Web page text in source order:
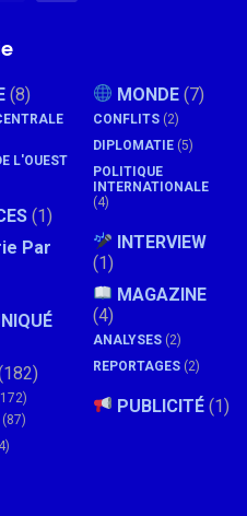
(8)
L'OUEST
(1)
Par
(87)
MONDE (7)
CONFLITS (2)
DIPLOMATIE (5)
POLITIQUE
INTERNATIONALE
(4)
INTERVIEW
(1)
MAGAZINE
(4)
ANALYSES (2)
REPORTAGES (2)
PUBLICITÉ (1)